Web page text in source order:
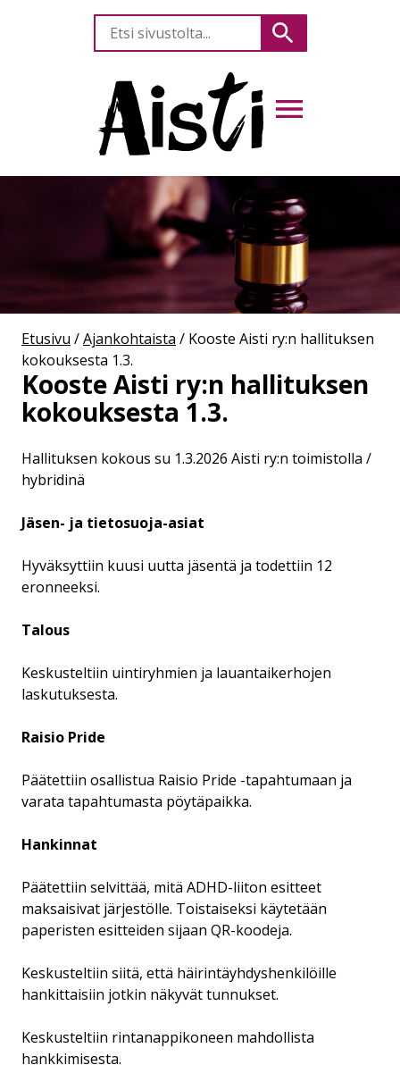
Etsi
sivustolta
Etusivu /Ajankohtaista / Kooste Aisti ry:n hallituksen
kokouksesta 1.3.
Kooste Aisti ry:n hallituksen
kokouksesta 1.3.
Hallituksen kokous su 1.3.2026 Aisti ry:n toimistolla /
hybridinä
Jäsen- ja tietosuoja-asiat
Hyväksyttiin kuusi uutta jäsentä ja todettiin 12
eronneeksi.
Talous
Keskusteltiin uintiryhmien ja lauantaikerhojen
laskutuksesta.
Raisio Pride
Päätettiin osallistua Raisio Pride -tapahtumaan ja
varata tapahtumasta pöytäpaikka.
Hankinnat
Päätettiin selvittää, mitä ADHD-liiton esitteet
maksaisivat järjestölle. Toistaiseksi käytetään
paperisten esitteiden sijaan QR-koodeja.
Keskusteltiin siitä, että häirintäyhdyshenkilöille
hankittaisiin jotkin näkyvät tunnukset.
Keskusteltiin rintanappikoneen mahdollista
hankkimisesta.